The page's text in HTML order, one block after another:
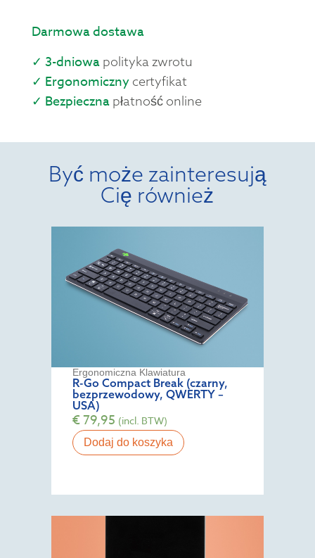
Darmowa dostawa
✓ 3-dniowapolityka zwrotu
✓ Ergonomicznycertyfikat
✓ Bezpiecznapłatność online
Być może zainteresują
Cię również
Ergonomiczna Klawiatura
R-Go Compact Break (czarny,
bezprzewodowy, QWERTY –
USA)
€79,95 (incl. BTW)
Dodaj do koszyka